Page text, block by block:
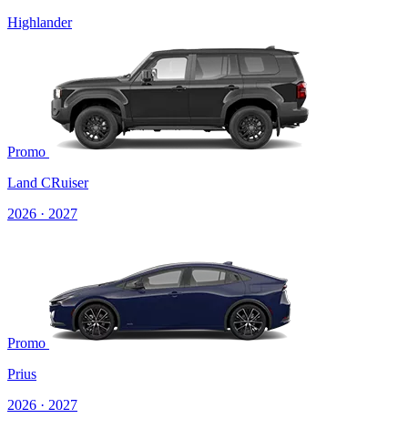
Highlander
Promo
Land CRuiser
2026 · 2027
Promo
Prius
2026 · 2027